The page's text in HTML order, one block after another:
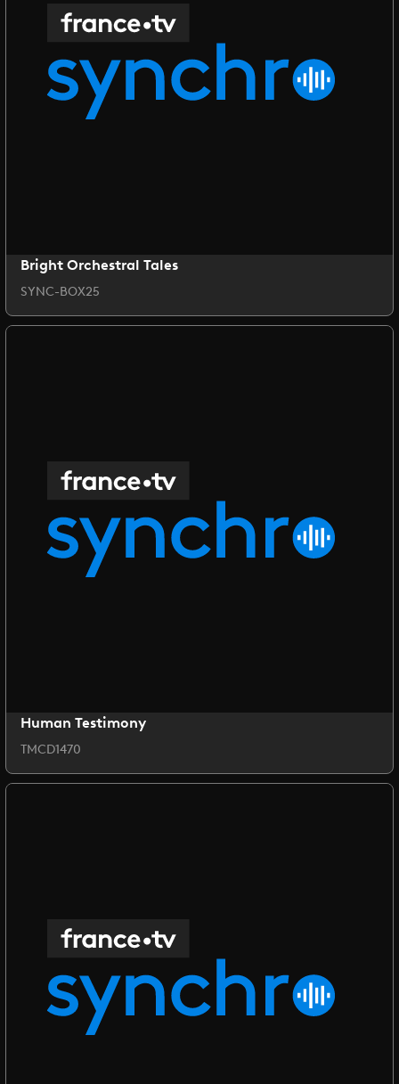
Bright Orchestral Tales
SYNC-BOX25
Human Testimony
TMCD1470